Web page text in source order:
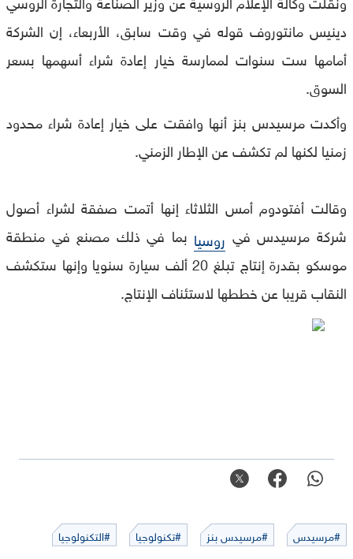
دينيس مانتوروف قوله في وقت سابق، الأربعاء، إن الشركة
أمامها ست سنوات لممارسة خيار إعادة شراء أسهمها بسعر
السوق.
وأكدت مرسيدس بنز أنها وافقت على خيار إعادة شراء محدود
زمنيا لكنها لم تكشف عن الإطار الزمني.
وقالت أفتودوم أمس الثلاثاء إنها أتمت صفقة لشراء أصول
شركة مرسيدس في روسيا بما في ذلك مصنع في منطقة
موسكو بقدرة إنتاج تبلغ 20 ألف سيارة سنويا وإنها ستكشف
النقاب قريبا عن خططها لاستئناف الإنتاج.
#مرسيدس #مرسيدس بنز #تكنولوجيا
#التكنولوجيا